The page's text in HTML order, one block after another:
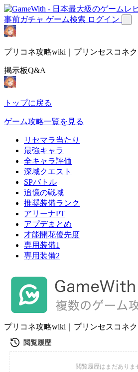
事前ガチャ ゲーム検索 ログイン
プリコネ攻略wiki｜プリンセスコネ
掲示板Q&A
トップに戻る
ゲーム攻略一覧を見る
リセマラ当たり
最強キャラ
全キャラ評価
深域クエスト
SPバトル
追憶の戦域
推奨装備ランク
アリーナPT
アプデまとめ
才能開花優先度
専用装備1
専用装備2
プリコネ攻略wiki｜プリンセスコネ